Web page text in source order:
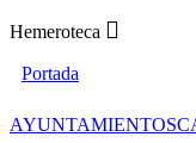
Hemeroteca
Portada
AYUNTAMIENTOS